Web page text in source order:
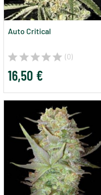
Auto Critical
(0)
16,50 €